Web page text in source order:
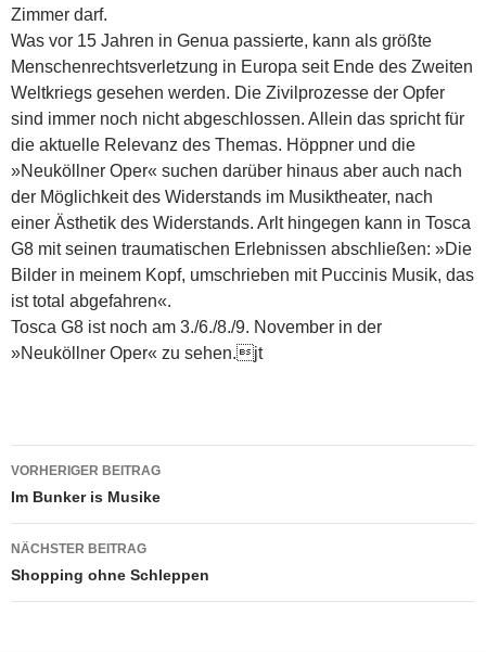
Zimmer darf.
Was vor 15 Jahren in Genua passierte, kann als größte
Menschenrechtsverletzung in Europa seit Ende des Zweiten
Weltkriegs gesehen werden. Die Zivilprozesse der Opfer
sind immer noch nicht abgeschlossen. Allein das spricht für
die aktuelle Relevanz des Themas. Höppner und die
»Neuköllner Oper« suchen darüber hinaus aber auch nach
der Möglichkeit des Widerstands im Musiktheater, nach
einer Ästhetik des Widerstands. Arlt hingegen kann in Tosca
G8 mit seinen traumatischen Erlebnissen abschließen: »Die
Bilder in meinem Kopf, umschrieben mit Puccinis Musik, das
ist total abgefahren«.
Tosca G8 ist noch am 3./6./8./9. November in der
»Neuköllner Oper« zu sehen.jt
Beitragsnavigation
VORHERIGER BEITRAG
Im Bunker is Musike
NÄCHSTER BEITRAG
Shopping ohne Schleppen